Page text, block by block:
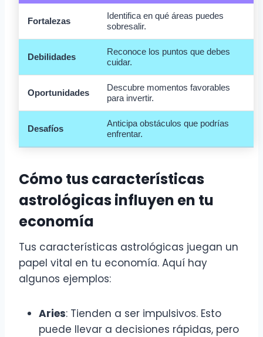
Fortalezas
Identifica en qué áreas puedes
sobresalir.
Debilidades
Reconoce los puntos que debes
cuidar.
Oportunidades
Descubre momentos favorables
para invertir.
Desafíos
Anticipa obstáculos que podrías
enfrentar.
Cómo tus características
astrológicas influyen en tu
economía
Tus características astrológicas juegan un
papel vital en tu economía. Aquí hay
algunos ejemplos:
Aries: Tienden a ser impulsivos. Esto
puede llevar a decisiones rápidas, pero